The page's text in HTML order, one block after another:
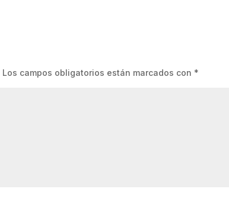
Los campos obligatorios están marcados con *